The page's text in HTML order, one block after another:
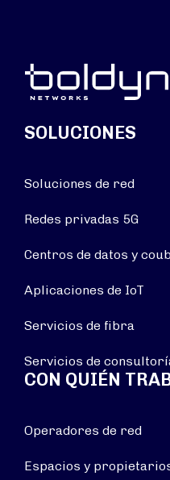
SOLUCIONES
Soluciones de red
Redes privadas 5G
Centros de datos y
Aplicaciones de IoT
Servicios de fibra
Servicios de
CON QUIÉN
Operadores de red
Espacios y